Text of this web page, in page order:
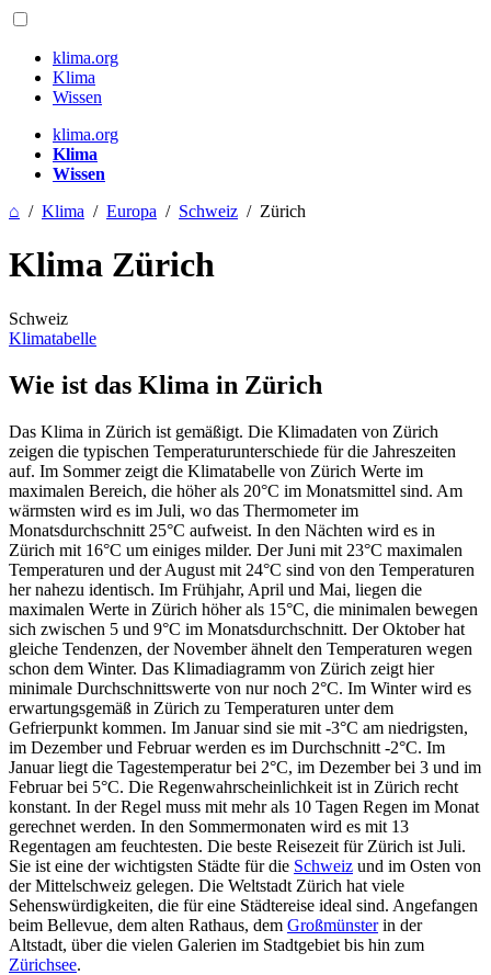
klima.org
Klima
Wissen
klima.org
Klima
Wissen
⌂ / Klima / Europa / Schweiz / Zürich
Klima Zürich
Schweiz
Klimatabelle
Wie ist das Klima in Zürich
Das Klima in Zürich ist gemäßigt. Die Klimadaten von Zürich
zeigen die typischen Temperaturunterschiede für die Jahreszeiten
auf. Im Sommer zeigt die Klimatabelle von Zürich Werte im
maximalen Bereich, die höher als 20°C im Monatsmittel sind. Am
wärmsten wird es im Juli, wo das Thermometer im
Monatsdurchschnitt 25°C aufweist. In den Nächten wird es in
Zürich mit 16°C um einiges milder. Der Juni mit 23°C maximalen
Temperaturen und der August mit 24°C sind von den Temperaturen
her nahezu identisch. Im Frühjahr, April und Mai, liegen die
maximalen Werte in Zürich höher als 15°C, die minimalen bewegen
sich zwischen 5 und 9°C im Monatsdurchschnitt. Der Oktober hat
gleiche Tendenzen, der November ähnelt den Temperaturen wegen
schon dem Winter. Das Klimadiagramm von Zürich zeigt hier
minimale Durchschnittswerte von nur noch 2°C. Im Winter wird es
erwartungsgemäß in Zürich zu Temperaturen unter dem
Gefrierpunkt kommen. Im Januar sind sie mit -3°C am niedrigsten,
im Dezember und Februar werden es im Durchschnitt -2°C. Im
Januar liegt die Tagestemperatur bei 2°C, im Dezember bei 3 und im
Februar bei 5°C. Die Regenwahrscheinlichkeit ist in Zürich recht
konstant. In der Regel muss mit mehr als 10 Tagen Regen im Monat
gerechnet werden. In den Sommermonaten wird es mit 13
Regentagen am feuchtesten. Die beste Reisezeit für Zürich ist Juli.
Sie ist eine der wichtigsten Städte für die Schweiz und im Osten von
der Mittelschweiz gelegen. Die Weltstadt Zürich hat viele
Sehenswürdigkeiten, die für eine Städtereise ideal sind. Angefangen
beim Bellevue, dem alten Rathaus, dem Großmünsterin der
Altstadt, über die vielen Galerien im Stadtgebiet bis hin zum
Zürichsee.